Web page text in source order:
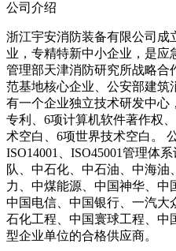
公司介绍
浙江宇安消防装备有限公司成
业，专精特新中小企业，是应
管理部天津消防研究所战略合
范基地核心企业、公安部建筑
有一个企业独立技术研发中心
专利、6项计算机软件著作权
术空白、6项世界技术空白。
ISO14001、ISO45001管理体
队、中石化、中石油、中海
力、中煤能源、中国神华、中
中国电信、中国银行、一汽大
石化工程、中国寰球工程、中
型企业单位的合格供应商。